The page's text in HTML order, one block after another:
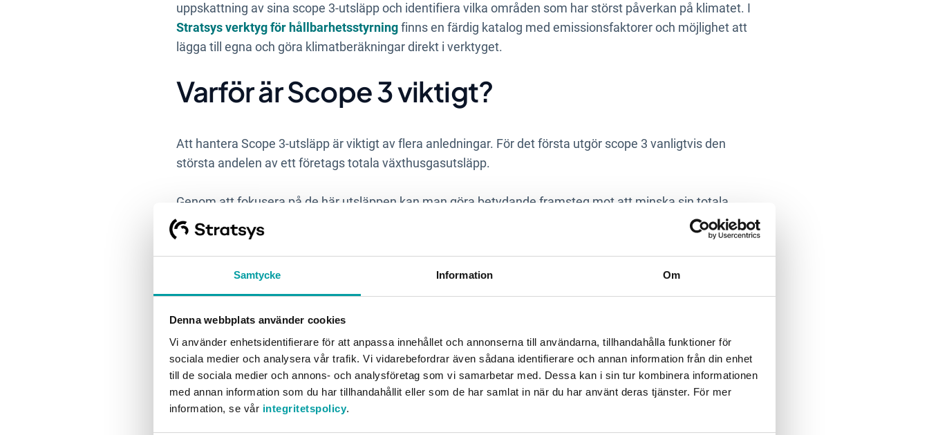
Samtycke Information Om
Denna webbplats använder cookies
Vi använder enhetsidentifierare för att anpassa innehållet och annonserna till användarna, tillhandahålla funktioner för
sociala medier och analysera vår trafik. Vi vidarebefordrar även sådana identifierare och annan information från din enhet
till de sociala medier och annons- och analysföretag som vi samarbetar med. Dessa kan i sin tur kombinera informationen
med annan information som du har tillhandahållit eller som de har samlat in när du har använt deras tjänster. För mer
information, se vår integritetspolicy.
uppskattning av sina scope 3-utsläpp och identifiera vilka områden som har störst påverkan på klimatet. I
Stratsys verktyg för hållbarhetsstyrningfinns en färdig katalog med emissionsfaktorer och möjlighet att
lägga till egna och göra klimatberäkningar direkt i verktyget.
Varför är Scope 3 viktigt?
Att hantera Scope 3-utsläpp är viktigt av flera anledningar. För det första utgör scope 3 vanligtvis den
största andelen av ett företags totala växthusgasutsläpp.
Genom att fokusera på de här utsläppen kan man göra betydande framsteg mot att minska sin totala
klimatpåverkan. Dessutom kan en ambitiös hantering av Scope 3-utsläpp bidra till att stärka varumärket
och möta kunders och intressenters förväntningar på hållbarhet.